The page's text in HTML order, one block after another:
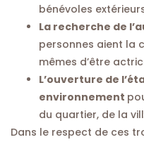
bénévoles
La recherche de
personnes aient la
mêmes d’être
L’ouverture de
environnement
du quartier, de la
Dans le respect de ces